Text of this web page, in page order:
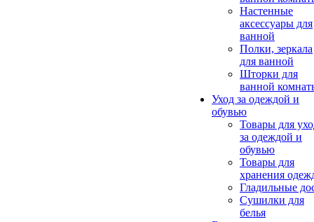
Настенные
аксессуары для
ванной
Полки, зеркала
для ванной
Шторки для
ванной
Уход за одеждой и
обувью
Товары для
за одеждой и
обувью
Товары для
хранения
Гладильные
Сушилки для
белья